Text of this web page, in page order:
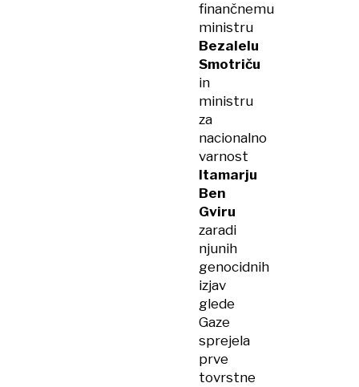
finančnemu
ministru
Bezalelu
Smotriču
in
ministru
za
nacionalno
varnost
Itamarju
Ben
Gviru
zaradi
njunih
genocidnih
izjav
glede
Gaze
sprejela
prve
tovrstne